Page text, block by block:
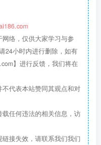
络，仅供大家学习与参
24小时内进行删除，如有
】进行反馈，我们将在
代表本站赞同其观点和对
任何违法的相关信息，访
接失效，请联系我们我们